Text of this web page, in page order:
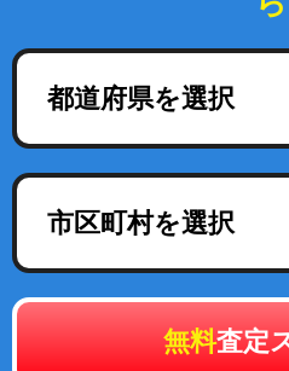
都道府県を選択
市区町村を選択
無料査定